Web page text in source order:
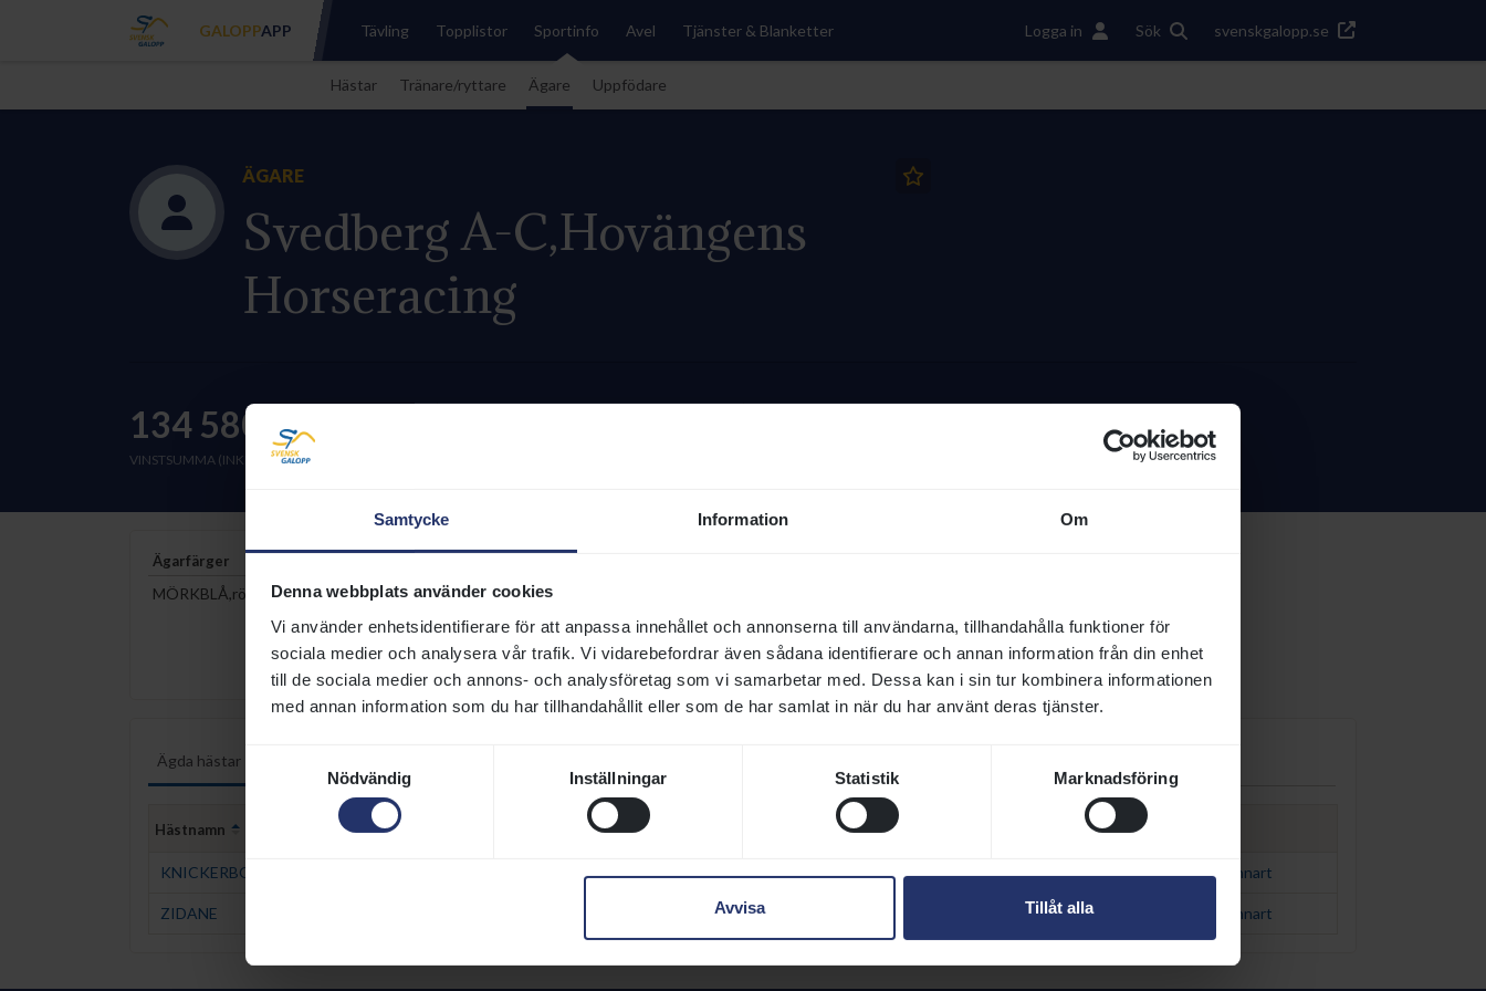
Samtycke Information Om
Denna webbplats använder cookies
Vi använder enhetsidentifierare för att anpassa innehållet och annonserna till användarna, tillhandahålla funktioner för
sociala medier och analysera vår trafik. Vi vidarebefordrar även sådana identifierare och annan information från din enhet
till de sociala medier och annons- och analysföretag som vi samarbetar med. Dessa kan i sin tur kombinera informationen
med annan information som du har tillhandahållit eller som de har samlat in när du har använt deras tjänster.
Nödvändig
Inställningar Statistik Marknadsföring
Avvisa Tillåt alla
GALOPPAPP Tävling Topplistor Sportinfo Avel Tjänster & Blanketter Logga in Sök svenskgalopp.se
Hästar Tränare/ryttare Ägare Uppfödare
ÄGARE
Svedberg A-C,Hovängens
Horseracing
134 580 kr
VINSTSUMMA (INKL. BONUS) 2026
11
SEGRAR TOTALT
Ägarfärger
MÖRKBLÅ,röda hängslen;mblå söm;röd
Ägda hästar
Hästnamn Född Kön Vinstsumma inkl hästägarpremie Tränare
KNICKERBOCKER (FR) S 77 113 274 Reuterskiöld Jr Lennart
ZIDANE 84 2 149 034 Reuterskiöld Jr Lennart